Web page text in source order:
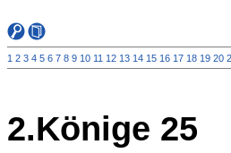
1 2 3 4 5 6 7 8 9 10 11 12 13 14 15 16 17 18 19 20
2.Könige 25